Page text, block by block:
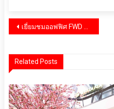
แนะแนว
เยี่ยมชมออฟฟิศ FWD ประกันชีวิต พื้นที่แห่งแรงบันดาลใจที่ใส่ใจทั้งคนและสิ่งแวดล้อม
Related Posts